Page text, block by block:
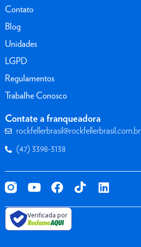
Contato
Blog
Unidades
LGPD
Regulamentos
Trabalhe Conosco
Contate a franqueadora
rockfellerbrasil@rockfellerbrasil.com.br
(47) 3398-3138
Verificada por